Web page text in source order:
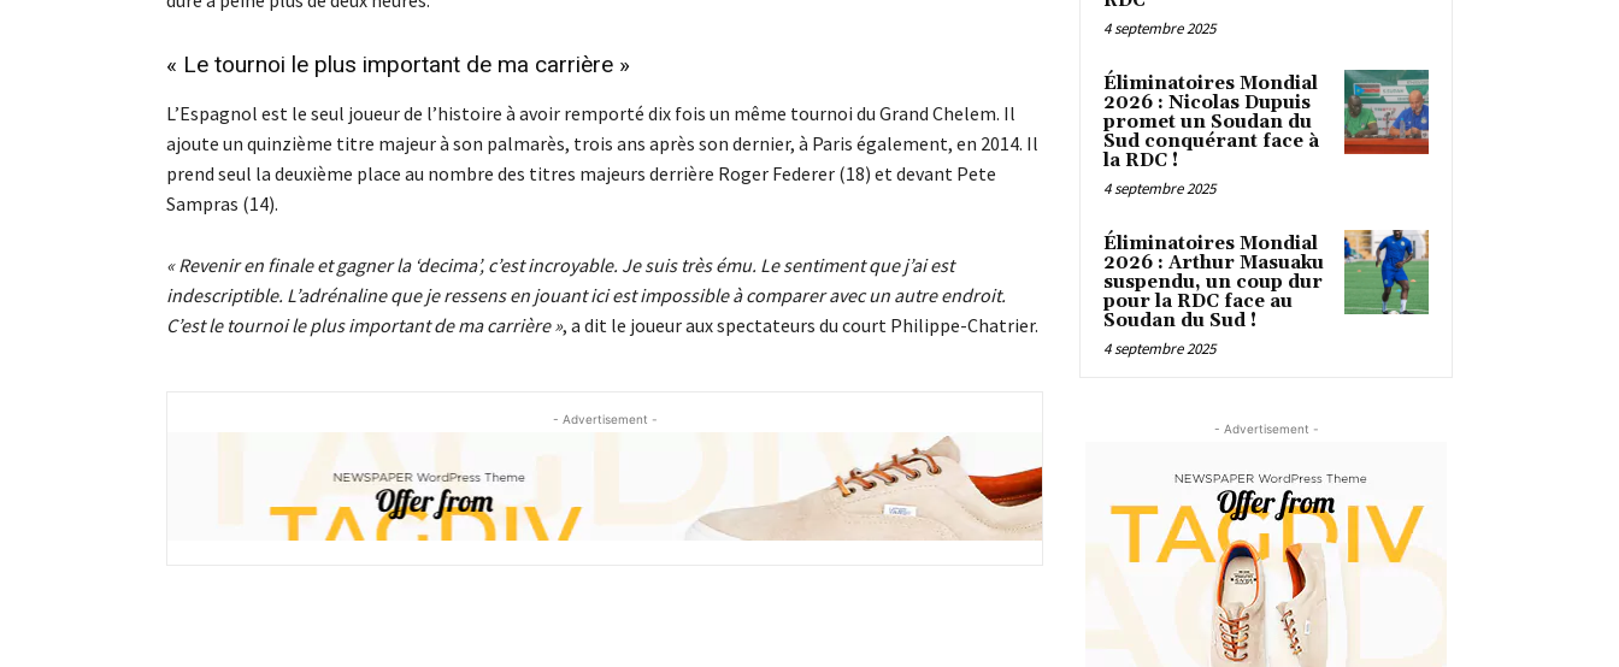
« Le tournoi le plus important de ma carrière »
L’Espagnol est le seul joueur de l’histoire à avoir remporté dix fois un même tournoi du Grand Chelem. Il
ajoute un quinzième titre majeur à son palmarès, trois ans après son dernier, à Paris également, en 2014. Il
prend seul la deuxième place au nombre des titres majeurs derrière Roger Federer (18) et devant Pete
Sampras (14).
« Revenir en finale et gagner la ‘decima’, c’est incroyable. Je suis très ému. Le sentiment que j’ai est
indescriptible. L’adrénaline que je ressens en jouant ici est impossible à comparer avec un autre endroit.
C’est le tournoi le plus important de ma carrière », a dit le joueur aux spectateurs du court Philippe-Chatrier.
- Advertisement -
4 septembre 2025
Éliminatoires Mondial
2026 : Nicolas Dupuis
promet un Soudan du
Sud conquérant face à
la RDC !
4 septembre 2025
Éliminatoires Mondial
2026 : Arthur Masuaku
suspendu, un coup dur
pour la RDC face au
Soudan du Sud !
4 septembre 2025
- Advertisement -